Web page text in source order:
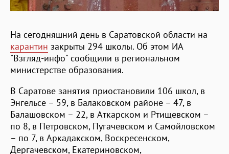
На сегодняшний день в Саратовской области на
карантин закрыты 294 школы. Об этом ИА
"Взгляд-инфо" сообщили в региональном
министерстве образования.
В Саратове занятия приостановили 106 школ, в
Энгельсе – 59, в Балаковском районе – 47, в
Балашовском – 22, в Аткарском и Ртищевском –
по 8, в Петровском, Пугачевском и Самойловском
– по 7, в Аркадакском, Воскресенском,
Дергачевском, Екатериновском,